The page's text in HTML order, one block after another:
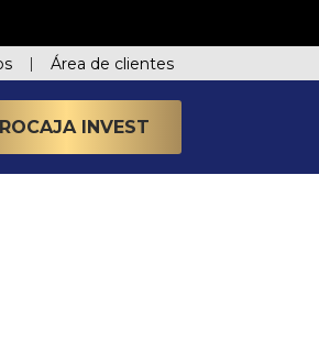
Área de clientes
INVEST